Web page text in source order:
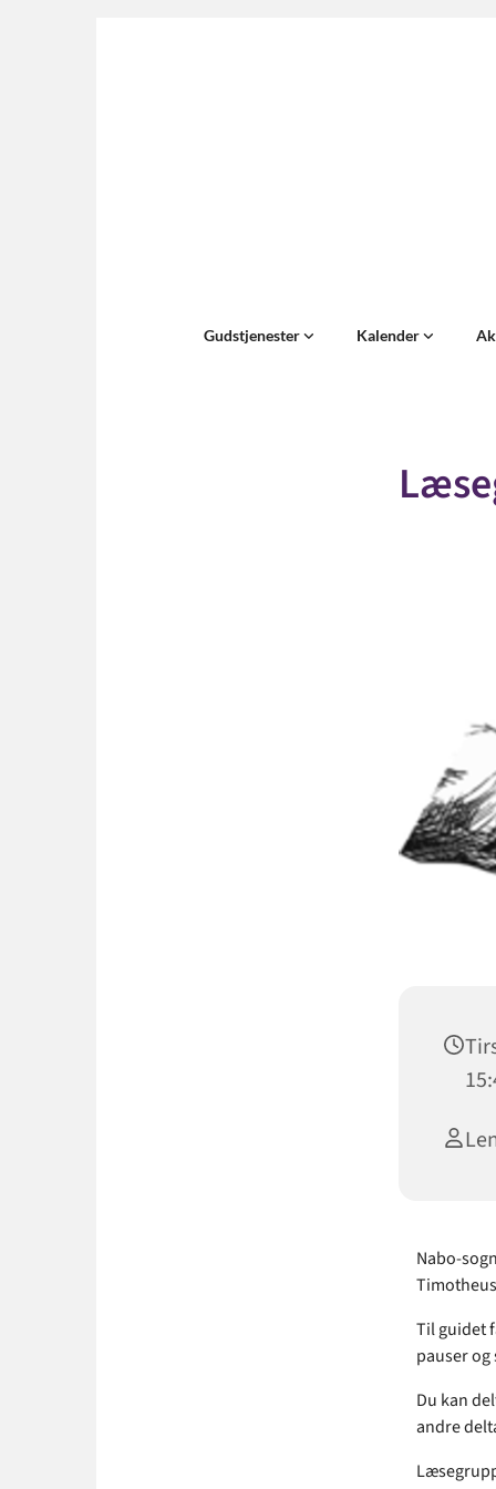
Gudstjenester Kalender
Nabo-
Til guidet
pauser
Du kan
andre